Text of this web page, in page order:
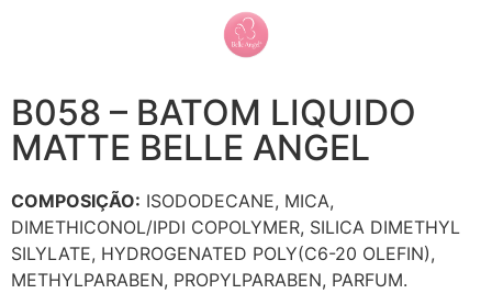
B058 – BATOM LIQUIDO
MATTE BELLE ANGEL
COMPOSIÇÃO: ISODODECANE, MICA,
DIMETHICONOL/IPDI COPOLYMER, SILICA DIMETHYL
SILYLATE, HYDROGENATED POLY(C6-20 OLEFIN),
METHYLPARABEN, PROPYLPARABEN, PARFUM.